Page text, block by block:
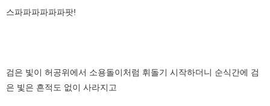
스파파파파파파팟!
검은 빛이 허공위에서 소용돌이처럼 휘돌기 시작하더니 순식간에 검
은 빛은 흔적도 없이 사라지고